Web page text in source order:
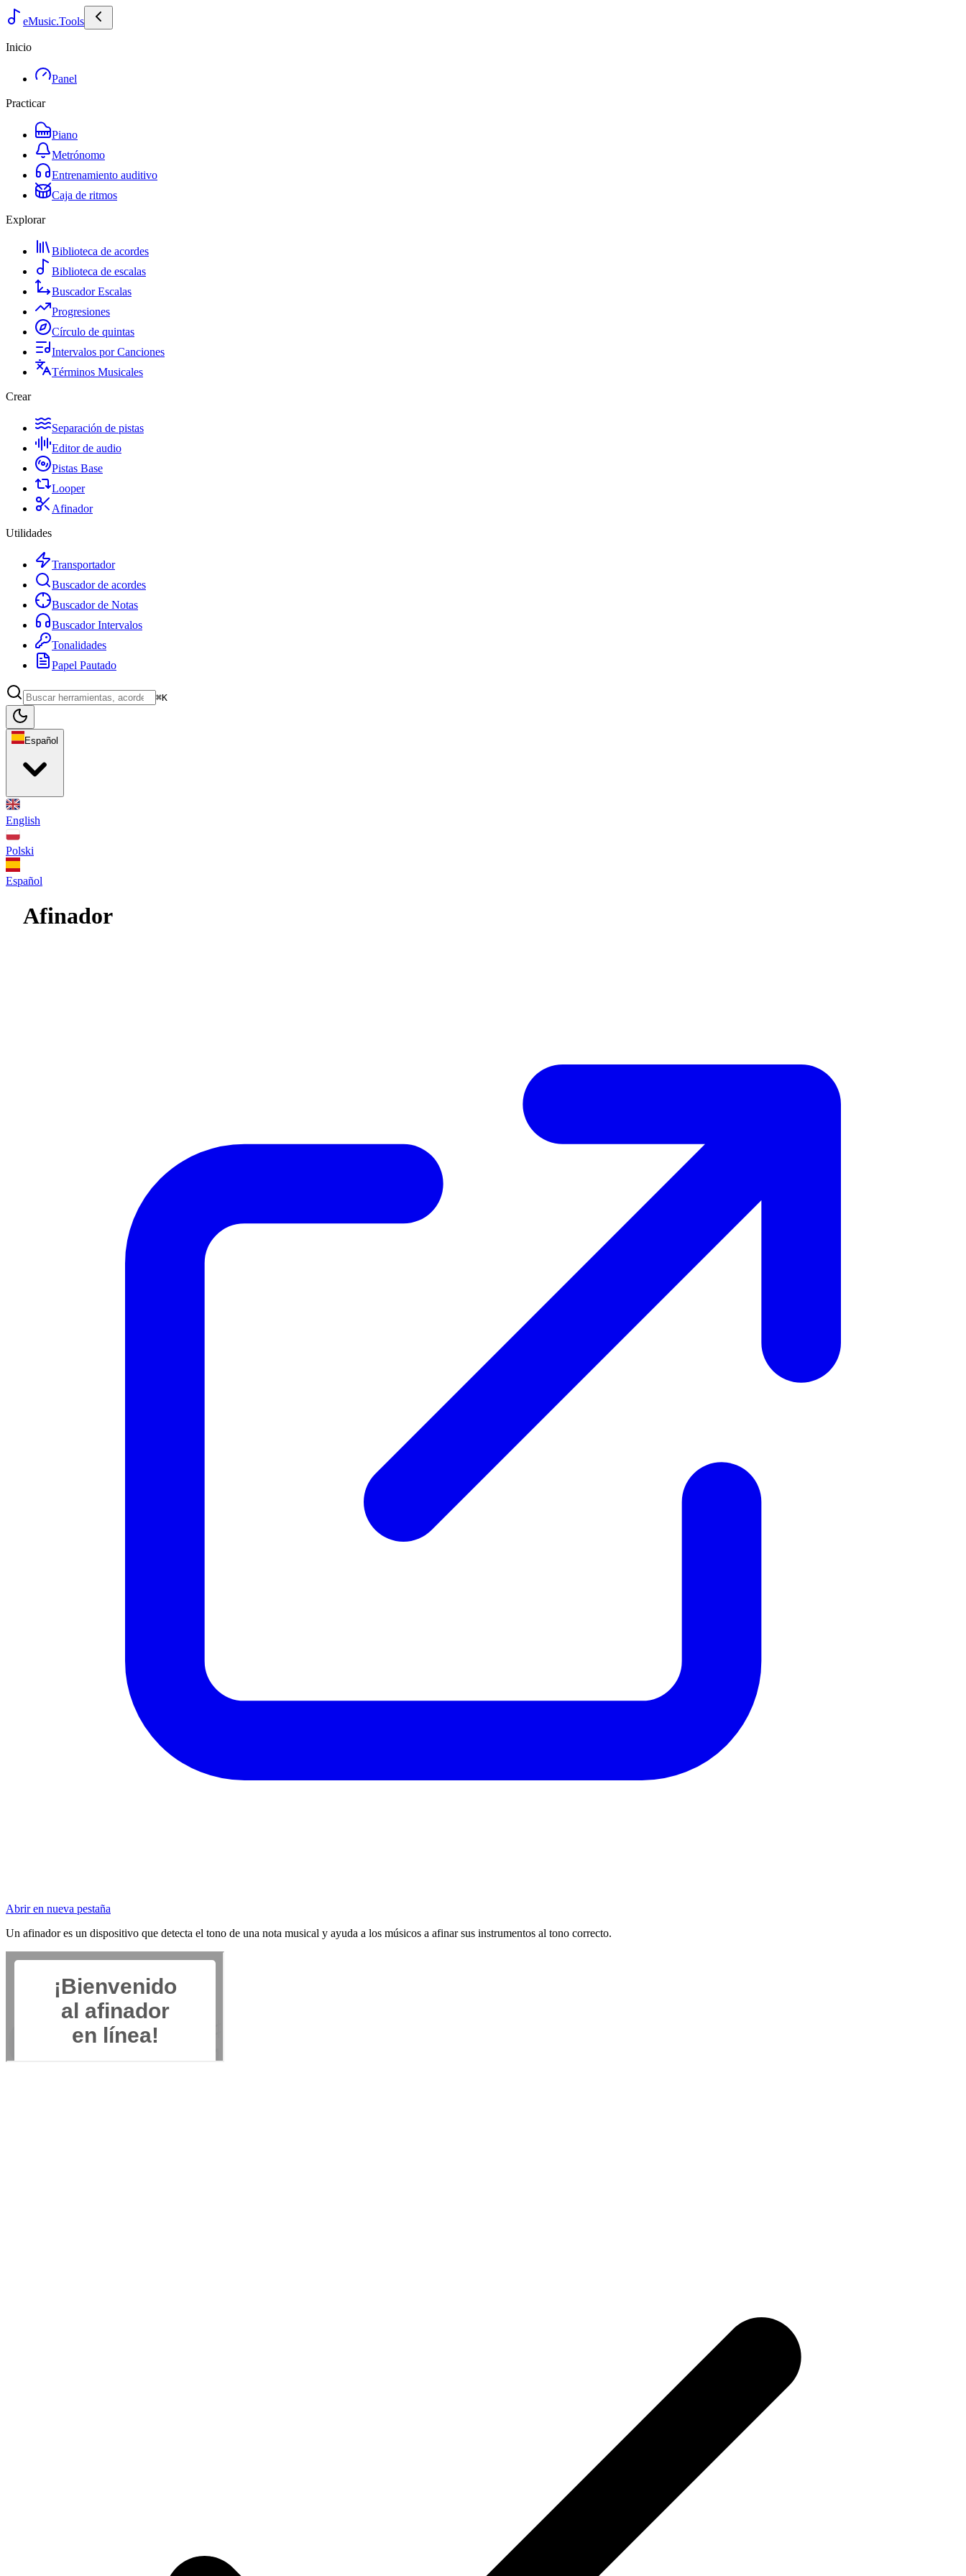
eMusic.Tools
Inicio
Panel
Practicar
Piano
Metrónomo
Entrenamiento auditivo
Caja de ritmos
Explorar
Biblioteca de acordes
Biblioteca de escalas
Buscador Escalas
Progresiones
Círculo de quintas
Intervalos por Canciones
Términos Musicales
Crear
Separación de pistas
Editor de audio
Pistas Base
Looper
Afinador
Utilidades
Transportador
Buscador de acordes
Buscador de Notas
Buscador Intervalos
Tonalidades
Papel Pautado
⌘K
Español
English
Polski
Español
Afinador
Abrir en nueva pestaña
Un afinador es un dispositivo que detecta el tono de una nota musical y ayuda a los músicos a afinar sus instrumentos al tono correcto.